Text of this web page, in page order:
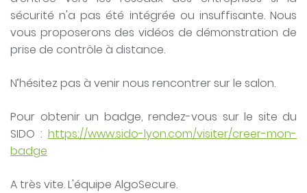
sécurité n'a pas été intégrée ou insuffisante. Nous
vous proposerons des vidéos de démonstration de
prise de contrôle à distance.
N’hésitez pas à venir nous rencontrer sur le salon.
Pour obtenir un badge, rendez-vous sur le site du
SIDO : https://www.sido-lyon.com/visiter/creer-mon-
badge
A très vite. L'équipe AlgoSecure.